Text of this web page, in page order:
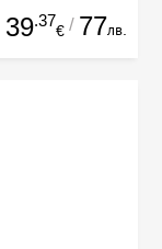
39.37
€ / 77лв.